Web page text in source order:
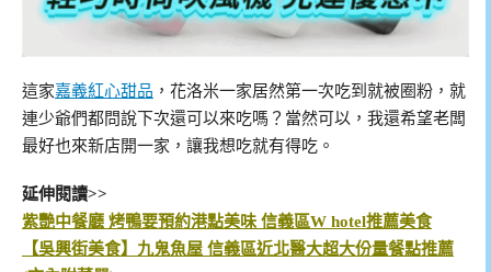
這家嘉義紅心甜品 ，花洛米一家居然第一次吃到就被圈粉，就
連少爺們都問說下次還可以來吃嗎？當然可以，我還希望老闆
最好也來新店開一家，讓我想吃就有得吃。
延伸閱讀>>
紫艷中餐廳 烤鴨要預約港點美味 信義區W hotel推薦美食
【吳興街美食】九鬼魚屋 信義區近北醫大超大份量餐點推薦